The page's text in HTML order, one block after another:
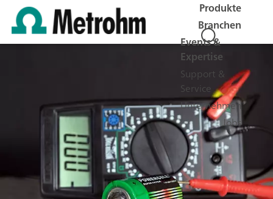
Produkte
Branchen
Events &
Expertise
Support &
Service
Unternehmen
Jobs